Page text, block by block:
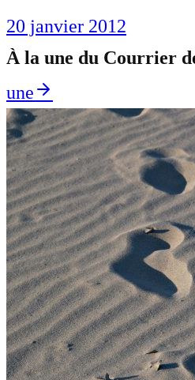
20 janvier 2012
À la une du Courrier
une